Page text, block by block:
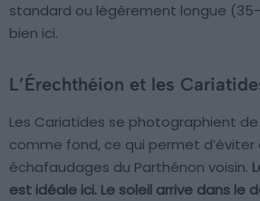
standard ou légèrement longue
bien ici.
L’Érechthéion et les
Les Cariatides se photographient
comme fond, ce qui permet
échafaudages du Parthénon voisin.
est idéale ici. Le soleil arrive dans le